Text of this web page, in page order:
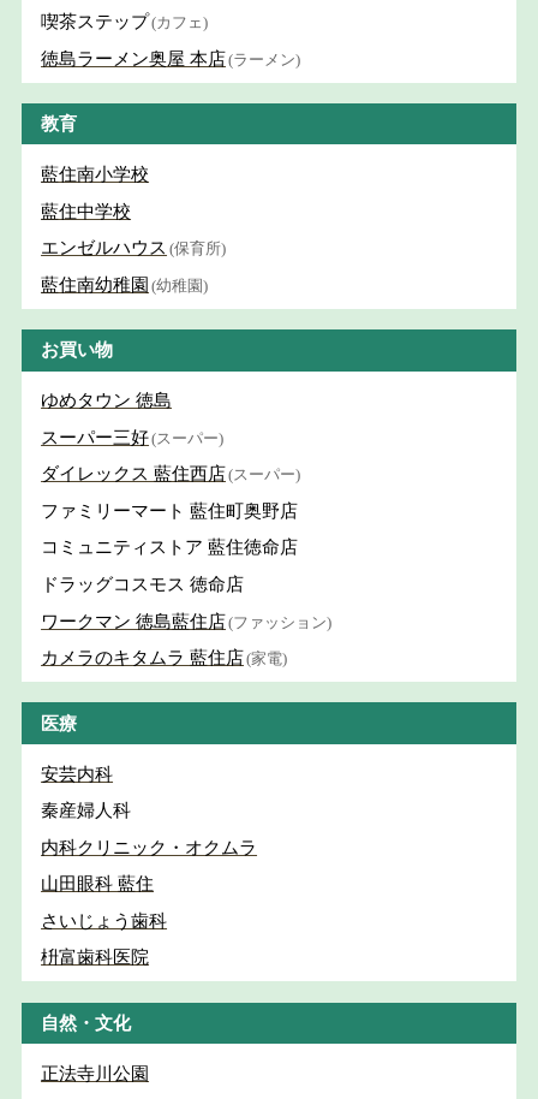
喫茶ステップ(カフェ)
徳島ラーメン奥屋 本店(ラーメン)
教育
藍住南小学校
藍住中学校
エンゼルハウス (保育所)
藍住南幼稚園 (幼稚園)
お買い物
ゆめタウン 徳島
スーパー三好(スーパー)
ダイレックス 藍住西店(スーパー)
ファミリーマート 藍住町奥野店
コミュニティストア 藍住徳命店
ドラッグコスモス 徳命店
ワークマン 徳島藍住店(ファッション)
カメラのキタムラ 藍住店(家電)
医療
安芸内科
秦産婦人科
内科クリニック・オクムラ
山田眼科 藍住
さいじょう歯科
枡富歯科医院
自然・文化
正法寺川公園